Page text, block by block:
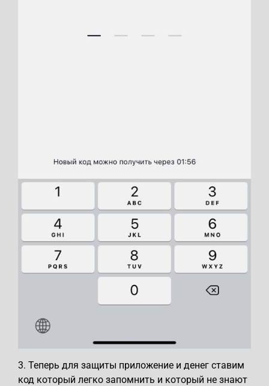
3. Теперь для защиты приложение и денег ставим
код который легко запомнить и который не знают